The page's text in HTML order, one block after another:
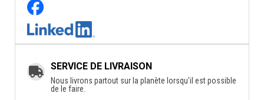
SERVICE DE LIVRAISON
Nous livrons partout sur la planète lorsqu'il est possible
de le faire.